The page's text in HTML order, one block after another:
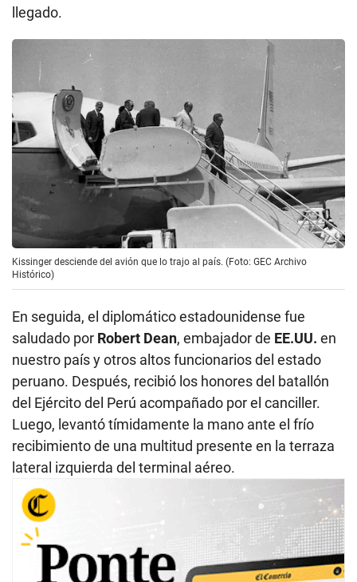
llegado.
Kissinger desciende del avión que lo trajo al país. (Foto: GEC Archivo
Histórico)
En seguida, el diplomático estadounidense fue
saludado por Robert Dean, embajador de EE.UU. en
nuestro país y otros altos funcionarios del estado
peruano. Después, recibió los honores del batallón
del Ejército del Perú acompañado por el canciller.
Luego, levantó tímidamente la mano ante el frío
recibimiento de una multitud presente en la terraza
lateral izquierda del terminal aéreo.